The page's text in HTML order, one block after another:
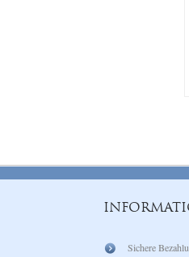
Sichere